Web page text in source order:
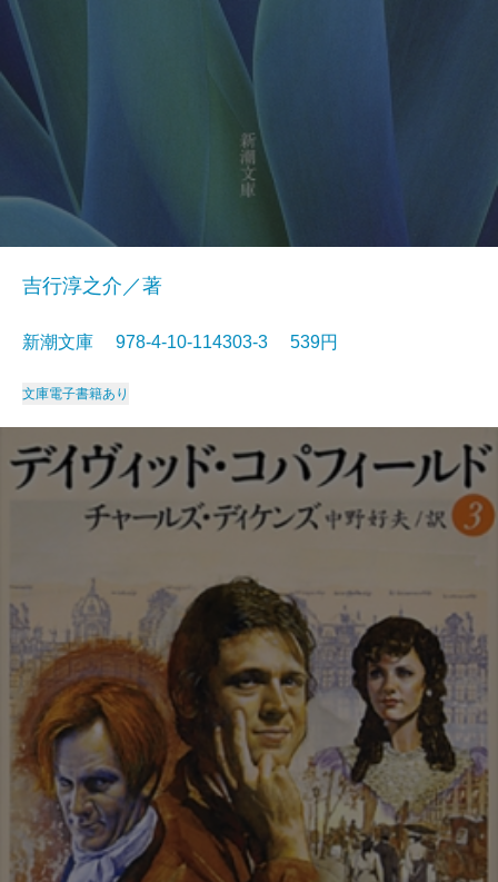
吉行淳之介／著
新潮文庫 978-4-10-114303-3 539円
文庫電子書籍あり